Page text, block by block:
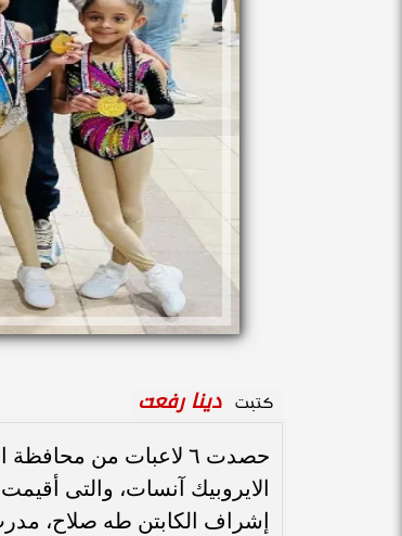
كتبت دينا رفعت
الايروبيك آنسات، والتى
إشراف الكابتن طه صلاح،